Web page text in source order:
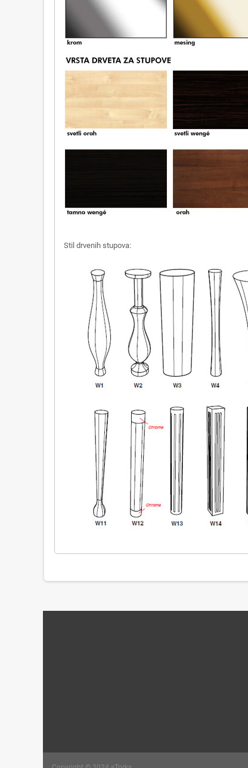
Stil drvenih stupova: